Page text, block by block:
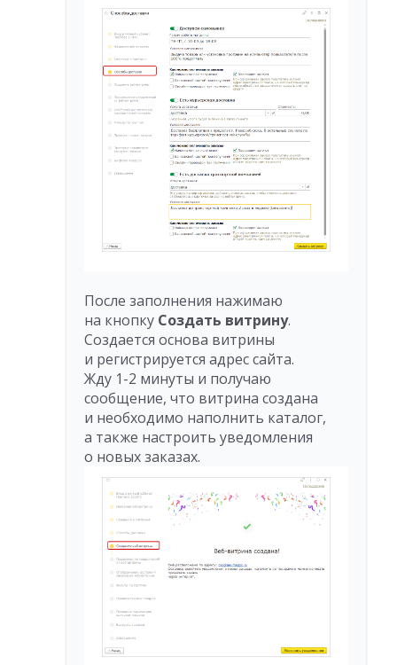
После заполнения нажимаю
на кнопку Создать витрину.
Создается основа витрины
и регистрируется адрес сайта.
Жду 1-2 минуты и получаю
сообщение, что витрина создана
и необходимо наполнить каталог,
а также настроить уведомления
о новых заказах.